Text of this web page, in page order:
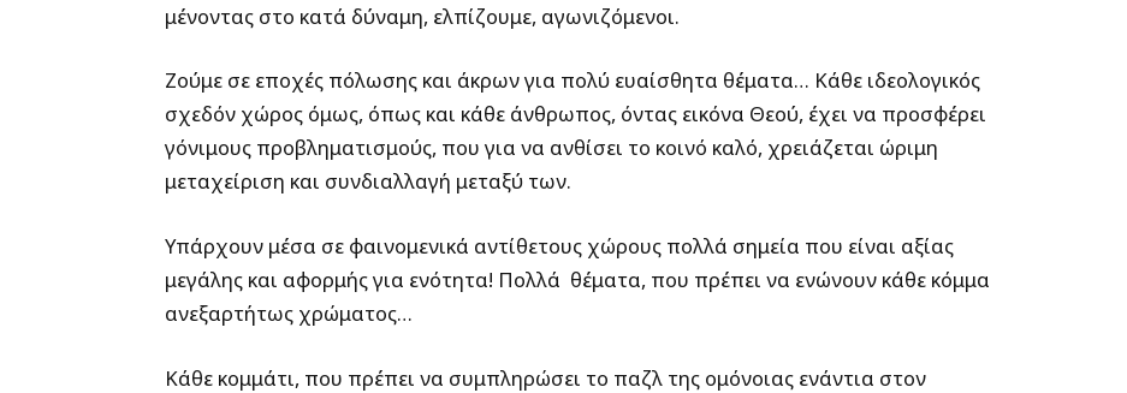
μένοντας στο κατά δύναμη, ελπίζουμε, αγωνιζόμενοι.
Ζούμε σε εποχές πόλωσης και άκρων για πολύ ευαίσθητα θέματα… Κάθε ιδεολογικός
σχεδόν χώρος όμως, όπως και κάθε άνθρωπος, όντας εικόνα Θεού, έχει να προσφέρει
γόνιμους προβληματισμούς, που για να ανθίσει το κοινό καλό, χρειάζεται ώριμη
μεταχείριση και συνδιαλλαγή μεταξύ των.
Υπάρχουν μέσα σε φαινομενικά αντίθετους χώρους πολλά σημεία που είναι αξίας
μεγάλης και αφορμής για ενότητα! Πολλά θέματα, που πρέπει να ενώνουν κάθε κόμμα
ανεξαρτήτως χρώματος…
Κάθε κομμάτι, που πρέπει να συμπληρώσει το παζλ της ομόνοιας ενάντια στον